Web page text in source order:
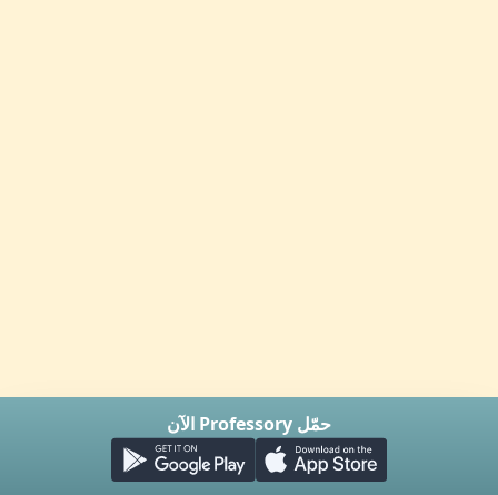
حمّل Professory الآن